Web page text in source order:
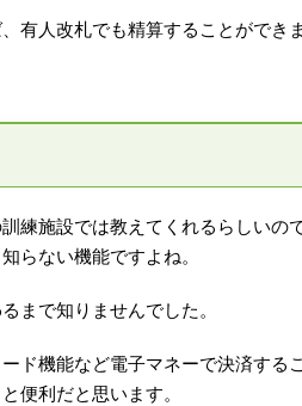
有人改札でも精算することができま
練施設では教えてくれるらしいの
らない機能ですよね。
まで知りませんでした。
ド機能など電子マネーで決済する
便利だと思います。